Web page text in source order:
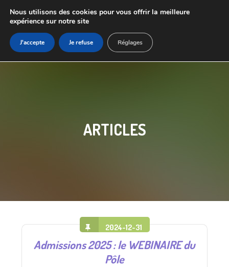
ARTICLES
2024-12-31
Admissions 2025 : le WEBINAIRE du
Pôle
Nous utilisons des cookies pour vous offrir la meilleure
expérience sur notre site
J'accepte Je refuse Réglages